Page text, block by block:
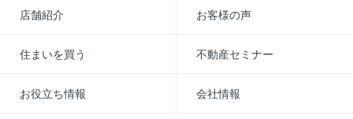
店舗紹介 お客様の声
住まいを買う 不動産セミナー
お役立ち情報 会社情報